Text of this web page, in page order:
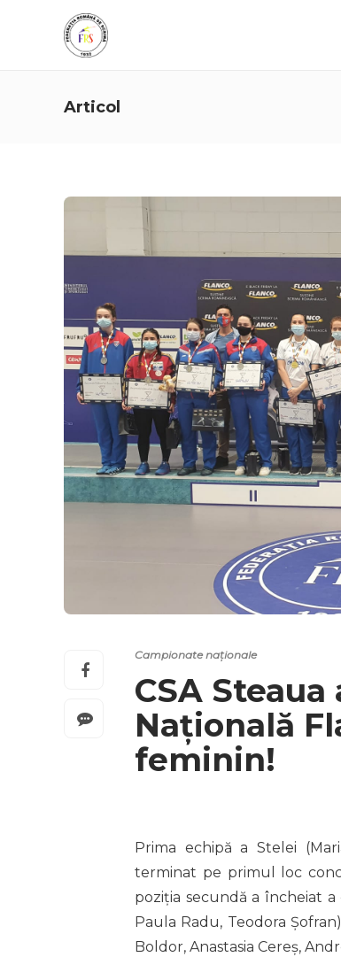
Articol
Campionate naționale
CSA
Națională
feminin!
Prima echipă a Stelei
terminat pe primul loc
poziția secundă a încheiat
Paula Radu, Teodora
Boldor, Anastasia Cereș,